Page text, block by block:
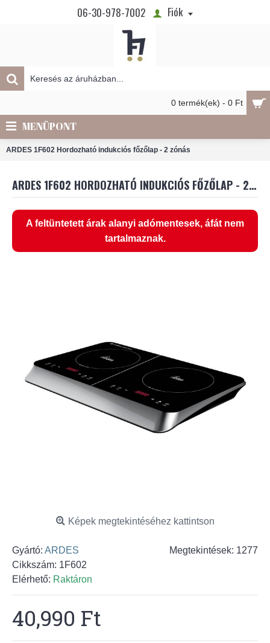
06-30-978-7002 Fiók
0 termék(ek) - 0 Ft
MENÜPONT
ARDES 1F602 Hordozható indukciós főzőlap - 2 zónás
ARDES 1F602 HORDOZHATÓ INDUKCIÓS FŐZŐLAP - 2 ZÓNÁS
A feltüntetett árak alanyi adómentesek, áfát nem
tartalmaznak.
Képek megtekintéséhez kattintson
Megtekintések: 1277
Gyártó: ARDES
Cikkszám: 1F602
Elérhető: Raktáron
40,990 Ft